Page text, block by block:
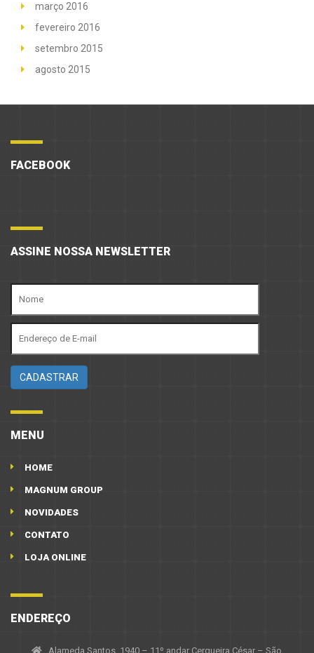
março 2016
fevereiro 2016
setembro 2015
agosto 2015
FACEBOOK
ASSINE NOSSA NEWSLETTER
MENU
HOME
MAGNUM GROUP
NOVIDADES
CONTATO
LOJA ONLINE
ENDEREÇO
Alameda Santos, 1940 – 11º andar Cerqueira César – São